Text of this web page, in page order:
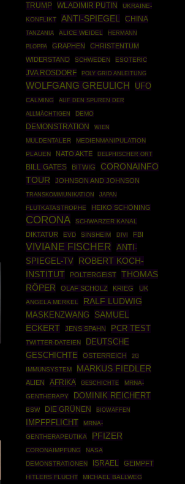
TRUMP
WLADIMIR PUTIN
UKRAINE-
KONFLIKT
ANTI-SPIEGEL CHINA
TANZANIA ALICE WEIDEL
HERMANN
PLOPPA
GRAPHEN
CHRISTENTUM
WIDERSTAND
SCHWEDEN ESOTERIC
JVA ROSDORF POLY GRID ANLEITUNG
WOLFGANG GREULICH UFO
CALMING AUF DEN SPUREN DER
ALLMÄCHTIGEN DEMO
DEMONSTRATION WIEN
MULDENTALER
MEDIENMANIPULATION
PLAUEN
NATO AKTE DELPHISCHER ORT
BILL GATES BITWIG
CORONAINFO
TOUR
JOHNSON AND JOHNSON
TRANSKOMMUNIKATION JAPAN
FLUTKATASTROPHE HEIKO SCHÖNING
CORONA SCHWARZER KANAL
DIKTATUR EVD SINSHEIM DIVI FBI
VIVIANE FISCHER
ANTI-
SPIEGEL-TV
ROBERT KOCH-
INSTITUT
POLTERGEIST
THOMAS
RÖPER
OLAF SCHOLZ KRIEG UK
ANGELA MERKEL RALF LUDWIG
MASKENZWANG
SAMUEL
ECKERT
JENS SPAHN PCR TEST
TWITTER-DATEIEN
DEUTSCHE
GESCHICHTE
ÖSTERREICH 2G
IMMUNSYSTEM MARKUS FIEDLER
ALIEN AFRIKA GESCHICHTE
MRNA-
GENTHERAPY
DOMINIK REICHERT
BSW DIE GRÜNEN BIOWAFFEN
IMPFPFLICHT
MRNA-
GENTHERAPEUTIKA
PFIZER
CORONAIMPFUNG
NASA
DEMONSTRATIONEN
ISRAEL GEIMPFT
HITLERS FLUCHT MICHAEL BALLWEG